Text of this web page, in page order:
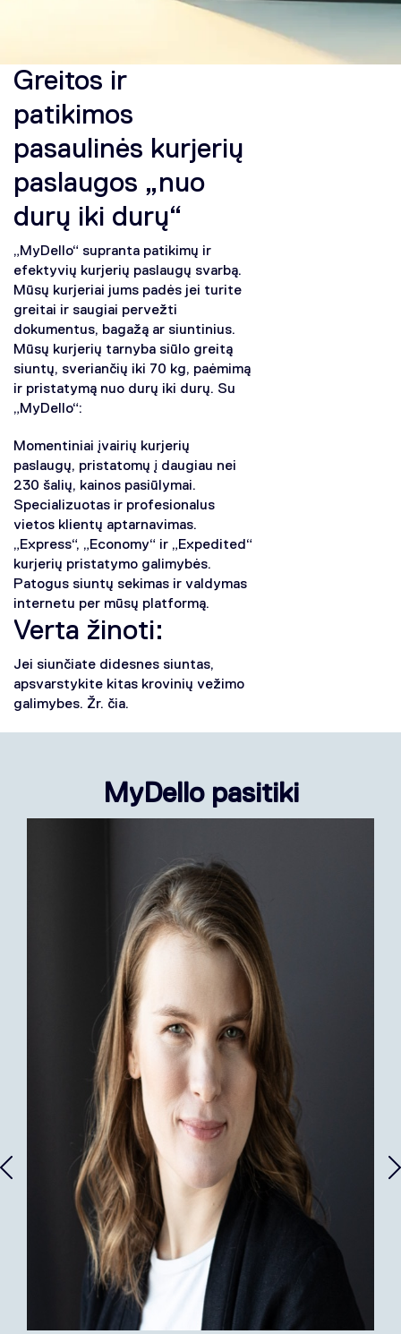
Greitos ir
patikimos
pasaulinės kurjerių
paslaugos „nuo
durų iki durų“
„MyDello“ supranta patikimų ir
efektyvių kurjerių paslaugų svarbą.
Mūsų kurjeriai jums padės jei turite
greitai ir saugiai pervežti
dokumentus, bagažą ar siuntinius.
Mūsų kurjerių tarnyba siūlo greitą
siuntų, sveriančių iki 70 kg, paėmimą
ir pristatymą nuo durų iki durų. Su
„MyDello“:
Momentiniai įvairių kurjerių
paslaugų, pristatomų į daugiau nei
230 šalių, kainos pasiūlymai.
Specializuotas ir profesionalus
vietos klientų aptarnavimas.
„Express“, „Economy“ ir „Expedited“
kurjerių pristatymo galimybės.
Patogus siuntų sekimas ir valdymas
internetu per mūsų platformą.
Verta žinoti:
Jei siunčiate didesnes siuntas,
apsvarstykite kitas krovinių vežimo
galimybes. Žr. čia.
MyDello pasitiki